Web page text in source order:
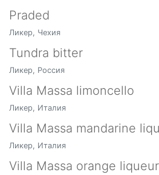
Praded
Ликер, Чехия
Tundra bitter
Ликер, Россия
Villa Massa limoncello
Ликер, Италия
Villa Massa mandarine
Ликер, Италия
Villa Massa orange liqueur